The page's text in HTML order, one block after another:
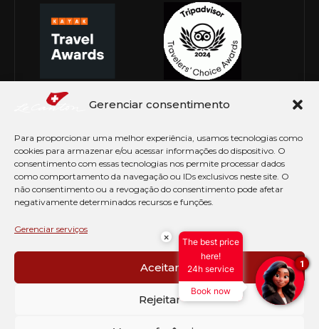
Gerenciar consentimento
Para proporcionar uma melhor experiência, usamos tecnologias como
cookies para armazenar e/ou acessar informações do dispositivo. O
consentimento com essas tecnologias nos permite processar dados
como comportamento da navegação ou IDs exclusivos neste site. O
não consentimento ou a revogação do consentimento pode afetar
negativamente determinados recursos e funções.
Gerenciar serviços
Aceitar
Rejeitar
© Copyright 2026 Le Canton. Todos os direitos
PRÉ CHECK-IN
AVISO DE COOKIES
PERGUNTAS FREQUENTES
×
The best price
here!
24h service
Book now
1